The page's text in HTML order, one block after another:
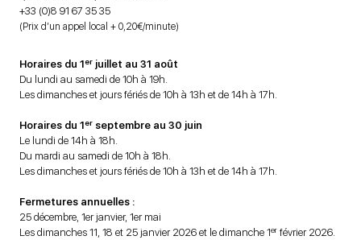
+33 (0)8 91 67 35 35
(Prix d’un appel local + 0,20€/minute)
Horaires du 1er juillet au 31 août
Du lundi au samedi de 10h à 19h.
Les dimanches et jours fériés de 10h à 13h et de 14h à 17h.
Horaires du 1er septembre au 30 juin
Le lundi de 14h à 18h.
Du mardi au samedi de 10h à 18h.
Les dimanches et jours fériés de 10h à 13h et de 14h à 17h.
Fermetures annuelles :
25 décembre, 1er janvier, 1er mai
Les dimanches 11, 18 et 25 janvier 2026 et le dimanche 1er février 2026.